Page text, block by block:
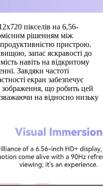
пікселів на 6,56-
рішенням між
продуктивністю пристрою.
запас яскравості до
навіть на відкритому
Завдяки частоті
екран забезпечує
зображення, що робить цей
на відносно низьку